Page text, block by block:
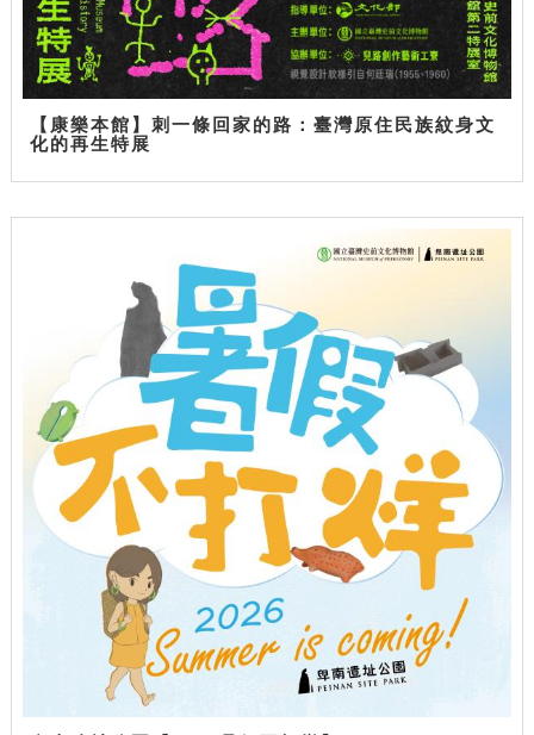
【康樂本館】刺一條回家的路：臺灣原住民族紋身文
化的再生特展